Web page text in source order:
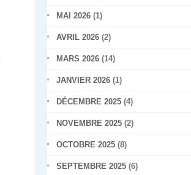
MAI 2026 (1)
AVRIL 2026 (2)
MARS 2026 (14)
JANVIER 2026 (1)
DÉCEMBRE 2025 (4)
NOVEMBRE 2025 (2)
OCTOBRE 2025 (8)
SEPTEMBRE 2025 (6)